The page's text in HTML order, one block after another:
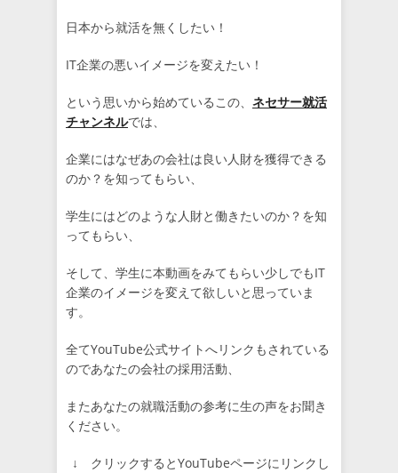
日本から就活を無くしたい！
IT企業の悪いイメージを変えたい！
という思いから始めているこの、 ネセサー就活
チャンネルでは、
企業にはなぜあの会社は良い人財を獲得できる
のか？を知ってもらい、
学生にはどのような人財と働きたいのか？を知
ってもらい、
そして、学生に本動画をみてもらい少しでもIT
企業のイメージを変えて欲しいと思っていま
す。
全てYouTube公式サイトへリンクもされている
のであなたの会社の採用活動、
またあなたの就職活動の参考に生の声をお聞き
ください。
↓ クリックするとYouTubeページにリンクし